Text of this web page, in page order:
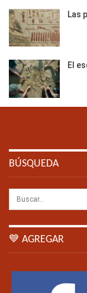
Las
El
BÚSQUEDA
💙 AGREGAR